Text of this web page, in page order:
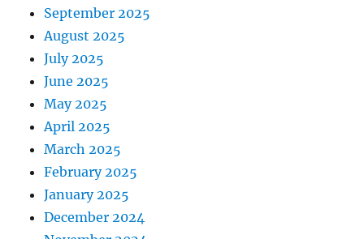
September 2025
August 2025
July 2025
June 2025
May 2025
April 2025
March 2025
February 2025
January 2025
December 2024